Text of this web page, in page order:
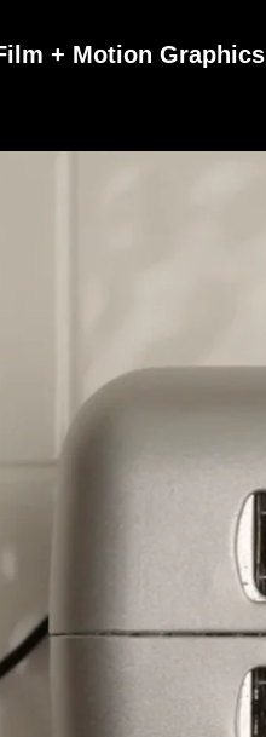
+ Motion Graphics